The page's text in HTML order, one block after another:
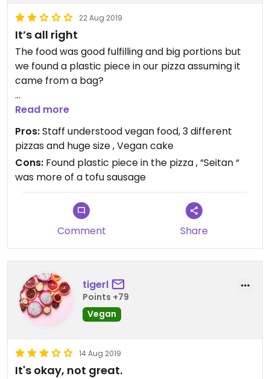
22 Aug 2019
It’s all right
The food was good fulfilling and big portions but
we found a plastic piece in our pizza assuming it
came from a bag?
Price for vegan pizza 9€ which is reasonable
Read more
Pros:Staff understood vegan food, 3 different
pizzas and huge size , Vegan cake
Cons: Found plastic piece in the pizza , “Seitan “
was more of a tofu sausage
Comment Share
tigerl
Points +79
Vegan
14 Aug 2019
It's okay, not great.